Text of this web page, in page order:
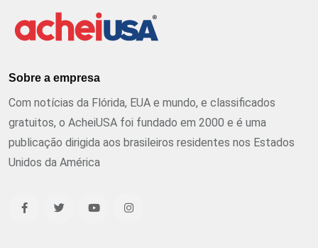
Sobre a empresa
Com notícias da Flórida, EUA e mundo, e classificados
gratuitos, o AcheiUSA foi fundado em 2000 e é uma
publicação dirigida aos brasileiros residentes nos Estados
Unidos da América